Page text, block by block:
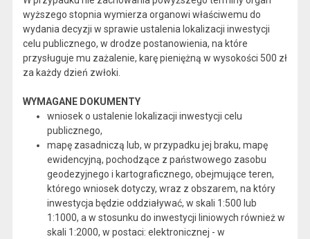
wyższego stopnia wymierza organowi właściwemu do
wydania decyzji w sprawie ustalenia lokalizacji inwestycji
celu publicznego, w drodze postanowienia, na które
przysługuje mu zażalenie, karę pieniężną w wysokości 500 zł
za każdy dzień zwłoki.
WYMAGANE DOKUMENTY
wniosek o ustalenie lokalizacji inwestycji celu
publicznego,
mapę zasadniczą lub, w przypadku jej braku, mapę
ewidencyjną, pochodzące z państwowego zasobu
geodezyjnego i kartograficznego, obejmujące teren,
którego wniosek dotyczy, wraz z obszarem, na który
inwestycja będzie oddziaływać, w skali 1:500 lub
1:1000, a w stosunku do inwestycji liniowych również w
skali 1:2000, w postaci: elektronicznej - w